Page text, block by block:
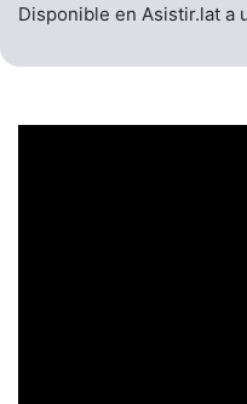
Disponible en Asistir.lat a